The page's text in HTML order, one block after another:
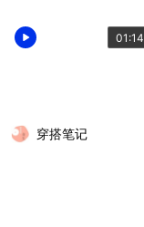
01:14
穿搭笔记